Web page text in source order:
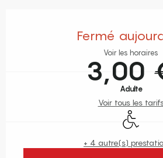
Fermé
Voir les horaires
3,00
Adulte
Voir tous les
Accès
+ 4 autre(s)